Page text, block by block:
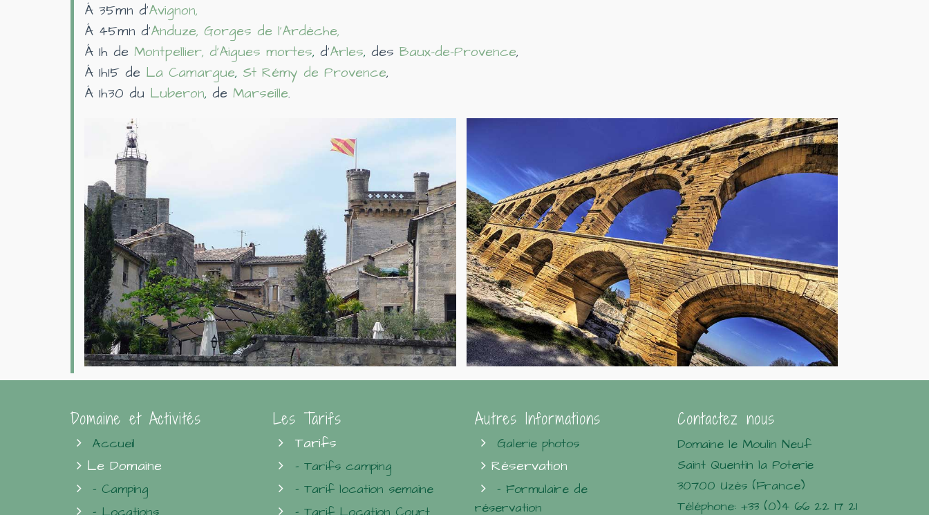
Á 35mn d’Avignon,
Á 45mn d’Anduze, Gorges de l'Ardèche,
Á 1h de Montpellier, d’Aigues mortes, d’Arles, des Baux-de-Provence,
Á 1h15 de La Camargue, St Rémy de Provence,
Á 1h30 du Luberon, de Marseille.
Domaine et Activités
Accueil
Le Domaine
- Camping
Les Tarifs
Tarifs
- Tarifs camping
- Tarif location semaine
Autres Informations
Galerie photos
Réservation
- Formulaire de
réservation
Contactez nous
Domaine le Moulin Neuf
Saint Quentin la Poterie
30700 Uzès (France)
Téléphone: +33 (0)4 66 22 17 21